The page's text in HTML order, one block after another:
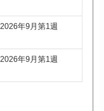
2026年9月第1週
2026年9月第1週